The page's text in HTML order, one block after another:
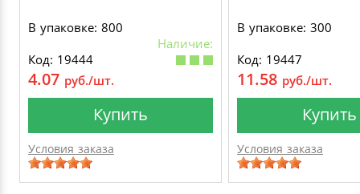
В упаковке: 800
Наличие:
Код: 19444
4.07 руб./шт.
Купить
Условия заказа
В упаковке: 300
Код: 19447
11.58 руб./шт.
Купить
Условия заказа